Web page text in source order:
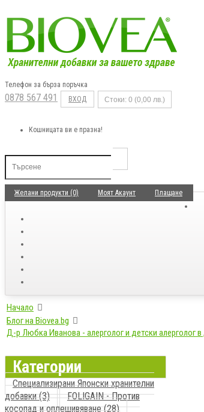
Телефон за бърза поръчка
0878 567 491 ВХОД Стоки: 0 (0,00 лв.)
Кошницата ви е празна!
Желани продукти (0) Моят Акаунт Плащане
Начало
Блог на Biovea.bg
Д-р Любка Иванова - алерголог и детски
Категории
Специализирани Японски хранителни
добавки (3)
FOLIGAIN - Против
косопад и оплешивяване (28)